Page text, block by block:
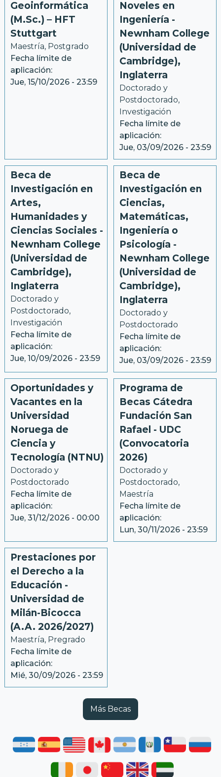
Geoinformática
(M.Sc.) – HFT
Stuttgart
Maestría, Postgrado
Fecha límite de
aplicación:
Jue, 15/10/2026 - 23:59
Noveles en
Ingeniería -
Newnham College
(Universidad de
Cambridge),
Inglaterra
Doctorado y
Postdoctorado,
Investigación
Fecha límite de
aplicación:
Jue, 03/09/2026 - 23:59
Beca de
Investigación en
Artes,
Humanidades y
Ciencias Sociales -
Newnham College
(Universidad de
Cambridge),
Inglaterra
Doctorado y
Postdoctorado,
Investigación
Fecha límite de
aplicación:
Jue, 10/09/2026 - 23:59
Beca de
Investigación en
Ciencias,
Matemáticas,
Ingeniería o
Psicología -
Newnham College
(Universidad de
Cambridge),
Inglaterra
Doctorado y
Postdoctorado
Fecha límite de
aplicación:
Jue, 03/09/2026 - 23:59
Oportunidades y
Vacantes en la
Universidad
Noruega de
Ciencia y
Tecnología (NTNU)
Doctorado y
Postdoctorado
Fecha límite de
aplicación:
Jue, 31/12/2026 - 00:00
Programa de
Becas Cátedra
Fundación San
Rafael - UDC
(Convocatoria
2026)
Doctorado y
Postdoctorado,
Maestría
Fecha límite de
aplicación:
Lun, 30/11/2026 - 23:59
Prestaciones por
el Derecho a la
Educación -
Universidad de
Milán-Bicocca
(A.A. 2026/2027)
Maestría, Pregrado
Fecha límite de
aplicación:
Mié, 30/09/2026 - 23:59
Más Becas